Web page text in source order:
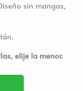
sin mangas,
elije la menor.